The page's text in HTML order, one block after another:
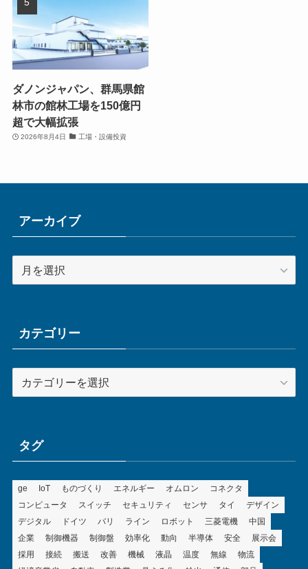
ダノンジャパン、群馬県館
林市の館林工場を150億円
超で大幅拡張
2026年8月4日 工場・設備投資
アーカイブ
ー
ブカテゴリー
テ
ータグ
ge IoT ものづくり エネルギー オムロン
コネクタ
コンピュータ
スイッチ セキュリティ センサ タイ
デザイン
デジタル
ドイツ バリ ライン ロボット 三菱電機
中国
企業
制御機器 制御盤 効率化 動向 半導体 安全
展示会
採用
接続 搬送 改善 機械 液晶 温度 無線
物流